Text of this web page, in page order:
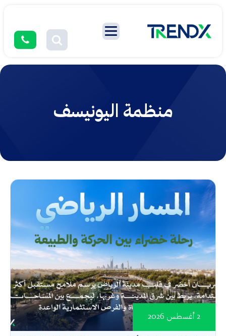
منظمة اليونيسف
2 أغسطس 2026